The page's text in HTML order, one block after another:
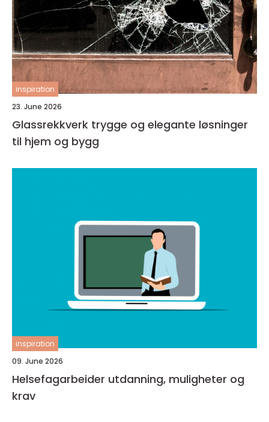
inspiration
23. June 2026
Glassrekkverk trygge og elegante løsninger
til hjem og bygg
inspiration
09. June 2026
Helsefagarbeider utdanning, muligheter og
krav